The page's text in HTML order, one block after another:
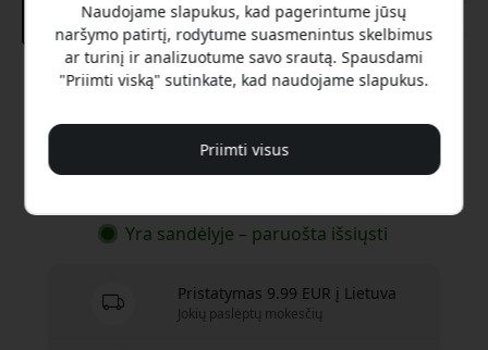
Rekomenduojama kaina
14.99 EUR
Pirkti dabar
Yra sandėlyje – paruošta išsiųsti
Pristatymas 9.99 EUR į Lietuva
Jokių paslėptų mokesčių
Naudojame slapukus, kad pagerintume jūsų
naršymo patirtį, rodytume suasmenintus skelbimus
ar turinį ir analizuotume savo srautą. Spausdami
"Priimti viską" sutinkate, kad naudojame slapukus.
Priimti visus